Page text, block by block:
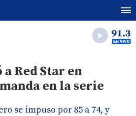
Red Star en
en la serie
se impuso por 85 a 74, y